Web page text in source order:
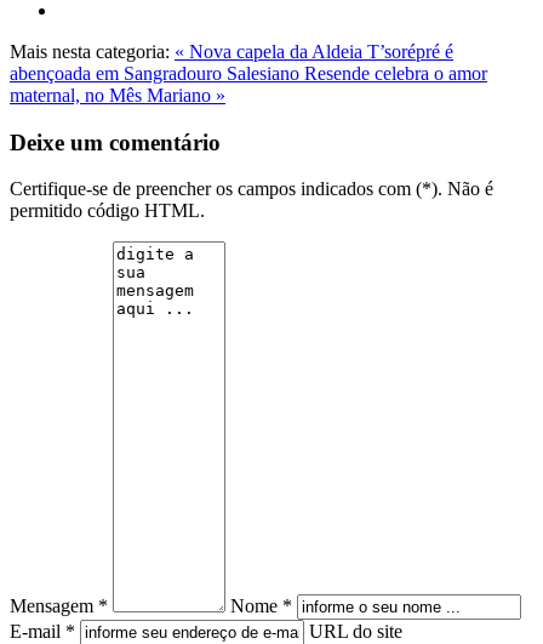
Mais nesta categoria: « Nova capela da Aldeia T’sorépré é
abençoada em Sangradouro Salesiano Resende celebra o amor
maternal, no Mês Mariano »
Deixe um comentário
Certifique-se de preencher os campos indicados com (*). Não é
permitido código HTML.
Mensagem *
Nome *
E-mail *
URL do site